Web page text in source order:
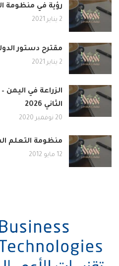
رؤية في منظومة
2 يناير 2021
مقترح دستور
2 يناير 2021
الزراعة في اليمن
الثاني 2026
20 نوفمبر 2020
منظومة التعلم
12 مايو 2012